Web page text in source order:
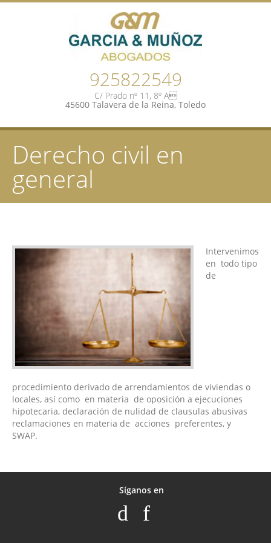
925822549
C/ Prado nº 11, 8º A
45600 Talavera de la Reina, Toledo
Derecho civil en
general
Intervenimos
en todo tipo
de
procedimiento derivado de arrendamientos de viviendas o
locales, así como en materia de oposición a ejecuciones
hipotecaria, declaración de nulidad de clausulas abusivas
reclamaciones en materia de acciones preferentes, y
SWAP.
Síganos en